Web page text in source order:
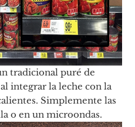
tradicional puré de
integrar la leche con la
Simplemente las
o en un microondas.